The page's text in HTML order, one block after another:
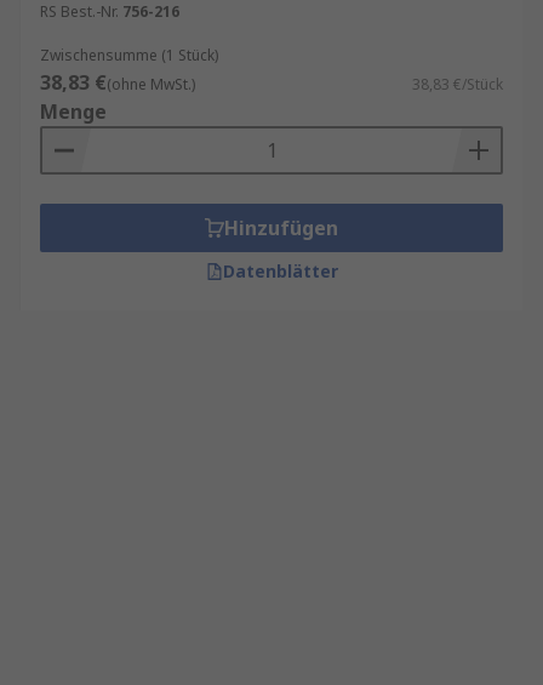
RS Best.-Nr. 756-216
Zwischensumme (1 Stück)
38,83 €(ohne MwSt.) 38,83 €/Stück
Menge
Hinzufügen
Datenblätter